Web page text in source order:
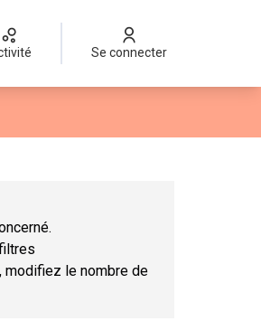
Se connecter
le nombre de